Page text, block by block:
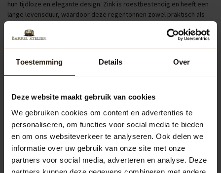
Toestemming Details Over
Deze website maakt gebruik van cookies
We gebruiken cookies om content en advertenties te
personaliseren, om functies voor social media te bieden
en om ons websiteverkeer te analyseren. Ook delen we
informatie over uw gebruik van onze site met onze
partners voor social media, adverteren en analyse. Deze
hun tijdloze en elegante design. Zink is roestbestendig en heeft een
lange levensduur, waardoor deze regentonnen zowel praktisch als
Regentonnen met pomp of kraan
Regentonnen uitgerust met een pomp of kraan verhogen het
gebruiksgemak aanzienlijk. Ze maken het eenvoudig om een gieter te
vullen of je tuin direct te bewateren. Dit is vooral handig tijdens droge
Populaire categorieën
Regentonnen
Kuipen